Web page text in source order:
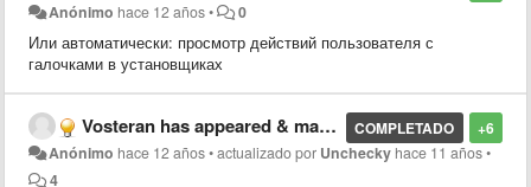
Anónimo hace 12 años• 0
Или автоматически: просмотр действий пользователя с
галочками в установщиках
+6
COMPLETADO
Vosteran has appeared & may be causing problem
Anónimo hace 12 años•actualizado por Unchecky hace 11 años•
4